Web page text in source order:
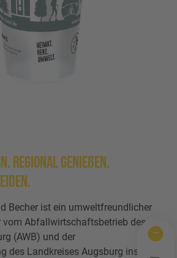
Wertstofftonne
Altglas
Sperrmüll
Sonstige Abfälle
Schadens-/Verlustmeldung
Windelzuschuss
Behältergrössen
Entsorgungsunternehmen
Augsburger Land Becher
Mitarbeiter
Kontakt
Häufige Fragen
Regional genießen.
Becher ist ein umweltfreundlicher
vom Abfallwirtschaftsbetrieb des
(AWB) und der
des Landkreises Augsburg ins